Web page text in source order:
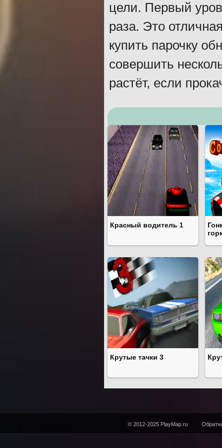
цели. Первый
раза. Это
купить парочку
совершить
растёт, если
Красный водитель 1
Крутые тачки 3
© 2012-2025 PlayMap.ru